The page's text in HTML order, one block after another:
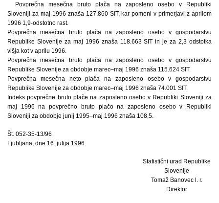
Povprečna mesečna bruto plača na zaposleno osebo v Republiki
Sloveniji za maj 1996 znaša 127.860 SIT, kar pomeni v primerjavi z aprilom
1996 1,9-odstotno rast.
Povprečna mesečna bruto plača na zaposleno osebo v gospodarstvu
Republike Slovenije za maj 1996 znaša 118.663 SIT in je za 2,3 odstotka
višja kot v aprilu 1996.
Povprečna mesečna bruto plača na zaposleno osebo v gospodarstvu
Republike Slovenije za obdobje marec–maj 1996 znaša 115.624 SIT.
Povprečna mesečna neto plača na zaposleno osebo v gospodarstvu
Republike Slovenije za obdobje marec–maj 1996 znaša 74.001 SIT.
Indeks povprečne bruto plače na zaposleno osebo v Republiki Sloveniji za
maj 1996 na povprečno bruto plačo na zaposleno osebo v Republiki
Sloveniji za obdobje junij 1995–maj 1996 znaša 108,5.
Št. 052-35-13/96
Ljubljana, dne 16. julija 1996.
Statistični urad Republike
Slovenije
Tomaž Banovec l. r.
Direktor